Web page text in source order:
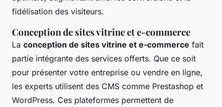
fidélisation des visiteurs.
Conception de sites vitrine et e-commerce
La conception de sites vitrine et e-commerce fait
partie intégrante des services offerts. Que ce soit
pour présenter votre entreprise ou vendre en ligne,
les experts utilisent des CMS comme Prestashop et
WordPress. Ces plateformes permettent de